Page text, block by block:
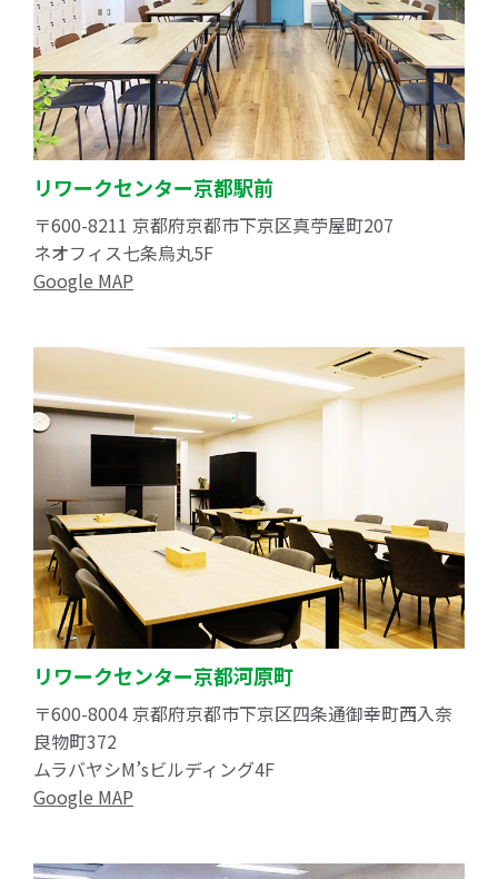
リワークセンター京都駅前
〒600-8211 京都府京都市下京区真苧屋町207
ネオフィス七条烏丸5F
Google MAP
リワークセンター京都河原町
〒600-8004 京都府京都市下京区四条通御幸町西入奈
良物町372
ムラバヤシM’sビルディング4F
Google MAP